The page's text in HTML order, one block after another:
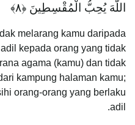
اللَّهَ يُحِبُّ الْمُقْسِطِينَ ‎﴿٨﴾
melarang kamu daripada
kepada orang yang tidak
agama (kamu) dan tidak
kampung halaman kamu;
orang-orang yang berlaku
adil.